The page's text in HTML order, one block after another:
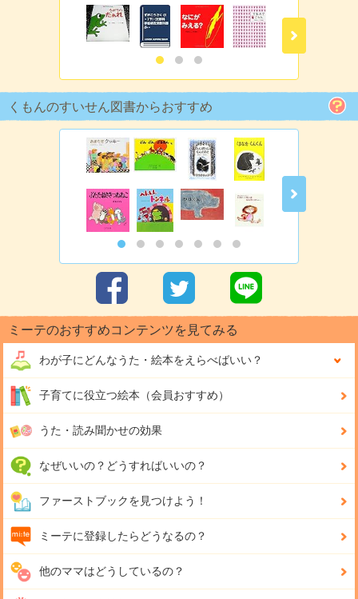
くもんのすいせん図書からおすすめ
ミーテのおすすめコンテンツを見てみる
わが子にどんなうた・絵本をえらべばいい？
子育てに役立つ絵本（会員おすすめ）
うた・読み聞かせの効果
なぜいいの？どうすればいいの？
ファーストブックを見つけよう！
ミーテに登録したらどうなるの？
他のママはどうしているの？